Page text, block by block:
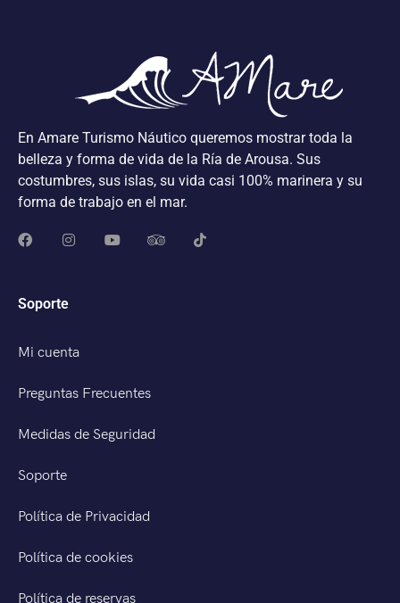
En Amare Turismo Náutico queremos mostrar toda la
belleza y forma de vida de la Ría de Arousa. Sus
costumbres, sus islas, su vida casi 100% marinera y su
forma de trabajo en el mar.
Soporte
Mi cuenta
Preguntas Frecuentes
Medidas de Seguridad
Soporte
Política de Privacidad
Política de cookies
Política de reservas